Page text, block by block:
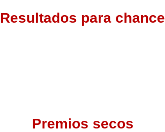
Resultados para chance
Premios secos